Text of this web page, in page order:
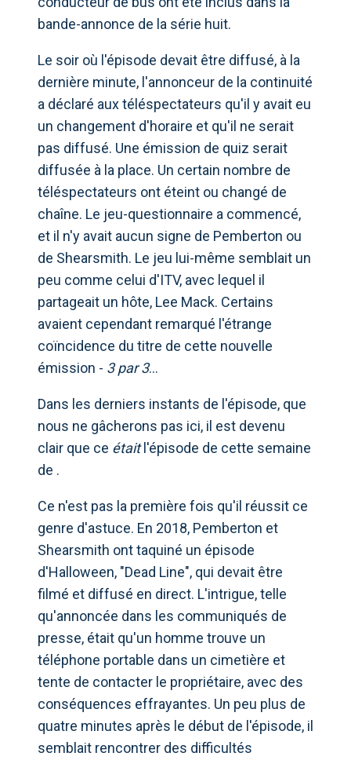
bande-annonce de la série huit.
Le soir où l'épisode devait être diffusé, à la
dernière minute, l'annonceur de la continuité
a déclaré aux téléspectateurs qu'il y avait eu
un changement d'horaire et qu'il ne serait
pas diffusé. Une émission de quiz serait
diffusée à la place. Un certain nombre de
téléspectateurs ont éteint ou changé de
chaîne. Le jeu-questionnaire a commencé,
et il n'y avait aucun signe de Pemberton ou
de Shearsmith. Le jeu lui-même semblait un
peu comme celui d'ITV, avec lequel il
partageait un hôte, Lee Mack. Certains
avaient cependant remarqué l'étrange
coïncidence du titre de cette nouvelle
émission - 3 par 3…
Dans les derniers instants de l'épisode, que
nous ne gâcherons pas ici, il est devenu
clair que ce étaitl'épisode de cette semaine
de .
Ce n'est pas la première fois qu'il réussit ce
genre d'astuce. En 2018, Pemberton et
Shearsmith ont taquiné un épisode
d'Halloween, "Dead Line", qui devait être
filmé et diffusé en direct. L'intrigue, telle
qu'annoncée dans les communiqués de
presse, était qu'un homme trouve un
téléphone portable dans un cimetière et
tente de contacter le propriétaire, avec des
conséquences effrayantes. Un peu plus de
quatre minutes après le début de l'épisode, il
semblait rencontrer des difficultés